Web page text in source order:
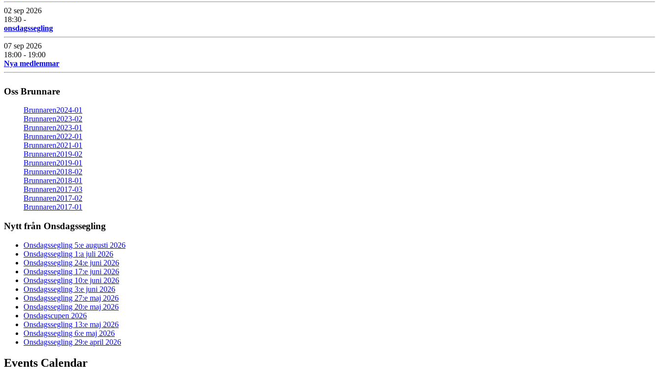
02 sep 2026
18:30 -
onsdagssegling
07 sep 2026
18:00 - 19:00
Nya medlemmar
Oss Brunnare
Brunnaren2024-01
Brunnaren2023-02
Brunnaren2023-01
Brunnaren2022-01
Brunnaren2021-01
Brunnaren2019-02
Brunnaren2019-01
Brunnaren2018-02
Brunnaren2018-01
Brunnaren2017-03
Brunnaren2017-02
Brunnaren2017-01
Nytt från Onsdagssegling
Onsdagssegling 5:e augusti 2026
Onsdagssegling 1:a juli 2026
Onsdagssegling 24:e juni 2026
Onsdagssegling 17:e juni 2026
Onsdagssegling 10:e juni 2026
Onsdagssegling 3:e juni 2026
Onsdagssegling 27:e maj 2026
Onsdagssegling 20:e maj 2026
Onsdagscupen 2026
Onsdagssegling 13:e maj 2026
Onsdagssegling 6:e maj 2026
Onsdagssegling 29:e april 2026
Events Calendar